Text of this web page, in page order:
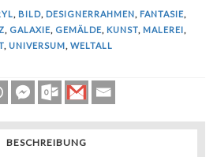
, BILD, DESIGNERRAHMEN, FANTASIE,
, GALAXIE, GEMÄLDE, KUNST, MALEREI,
, UNIVERSUM, WELTALL
BESCHREIBUNG